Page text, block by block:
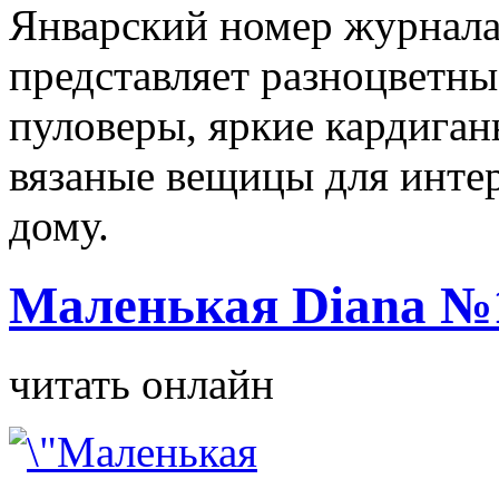
Январский номер
представляет
пуловеры, яркие
вязаные вещицы для
дому.
Маленькая Diana
читать онлайн